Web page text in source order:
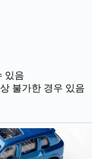
있음
불가한 경우 있음